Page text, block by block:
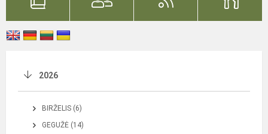
2026
BIRŽELIS (6)
GEGUŽĖ (14)